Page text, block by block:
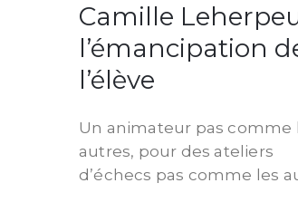
Camille
l’émancipation
l’élève
Un animateur pas comme
autres, pour des ateliers
d’échecs pas comme les